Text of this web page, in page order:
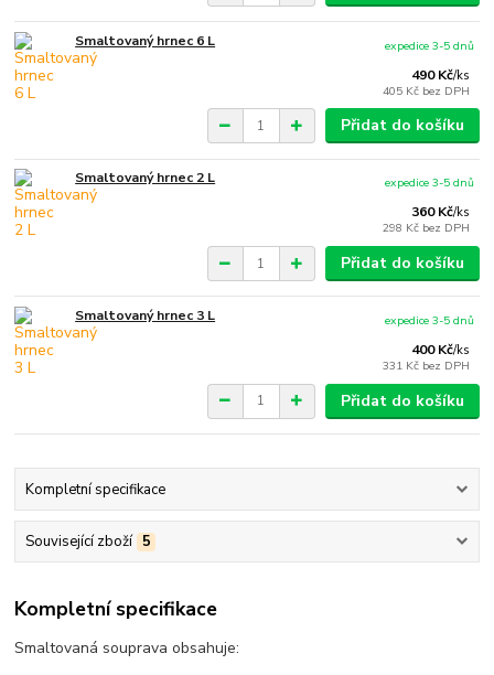
Smaltovaný hrnec 6 L
490 Kč/ks
405 Kč bez DPH
expedice 3-5 dnů
Přidat do košíku
Smaltovaný hrnec 2 L
360 Kč/ks
298 Kč bez DPH
expedice 3-5 dnů
Přidat do košíku
Smaltovaný hrnec 3 L
400 Kč/ks
331 Kč bez DPH
expedice 3-5 dnů
Přidat do košíku
Kompletní specifikace
Související zboží 5
Kompletní specifikace
Smaltovaná souprava obsahuje: